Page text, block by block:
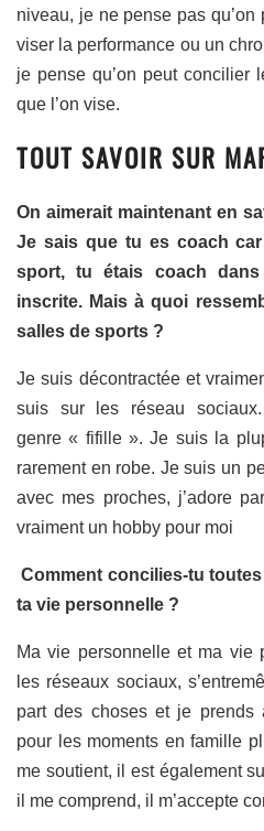
niveau, je ne pense pas
viser la performance ou un
je pense qu’on peut concilier
que l’on vise.
TOUT SAVOIR SUR
On aimerait maintenant en
Je sais que tu es coach
sport, tu étais coach
inscrite. Mais à quoi
salles de sports ?
Je suis décontractée et
suis sur les réseau
genre « fifille ». Je suis la
rarement en robe. Je suis un
avec mes proches, j’adore
vraiment un hobby pour moi
Comment concilies-tu
ta vie personnelle ?
Ma vie personnelle et ma vie
les réseaux sociaux,
part des choses et je prends
pour les moments en famille
me soutient, il est également
il me comprend, il m’accepte